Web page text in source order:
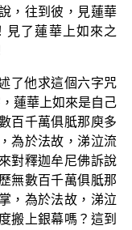
，往到彼，見蓮華
見了蓮華上如來之
了他求這個六字咒
蓮華上如來是自己
百千萬俱胝那庾多
為於法故，涕泣流
對釋迦牟尼佛訴說
無數百千萬俱胝那
，為於法故，涕泣
搬上銀幕嗎？這到